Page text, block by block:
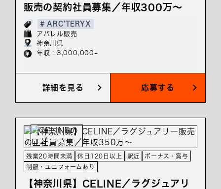
販売の契約社員募集／年収300万～
# ARC'TERYX
アパレル販売
神奈川県
年収 : 3,000,000~
詳細を見る 応募する
残業20時間未満 休日120日以上 駅近
ボーナス・賞与
制服・ユニフォームあり
【神奈川県】CELINE／ラグジュアリ